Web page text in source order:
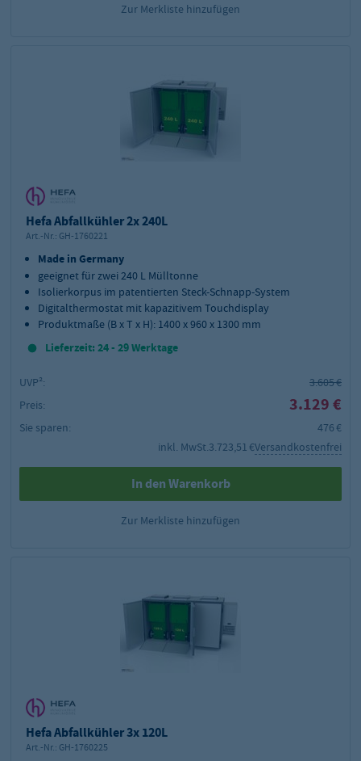
Zur Merkliste hinzufügen
Hefa Abfallkühler 2x 240L
Art.-Nr.: GH-1760221
Made in Germany
geeignet für zwei 240 L Mülltonne
Isolierkorpus im patentierten Steck-Schnapp-System
Digitalthermostat mit kapazitivem Touchdisplay
Produktmaße (B x T x H): 1400 x 960 x 1300 mm
Lieferzeit: 24 - 29 Werktage
UVP²:
3.605 €
Preis:
3.129 €
Sie sparen:
476 €
inkl. MwSt.3.723,51 €Versandkostenfrei
In den Warenkorb
Zur Merkliste hinzufügen
Hefa Abfallkühler 3x 120L
Art.-Nr.: GH-1760225